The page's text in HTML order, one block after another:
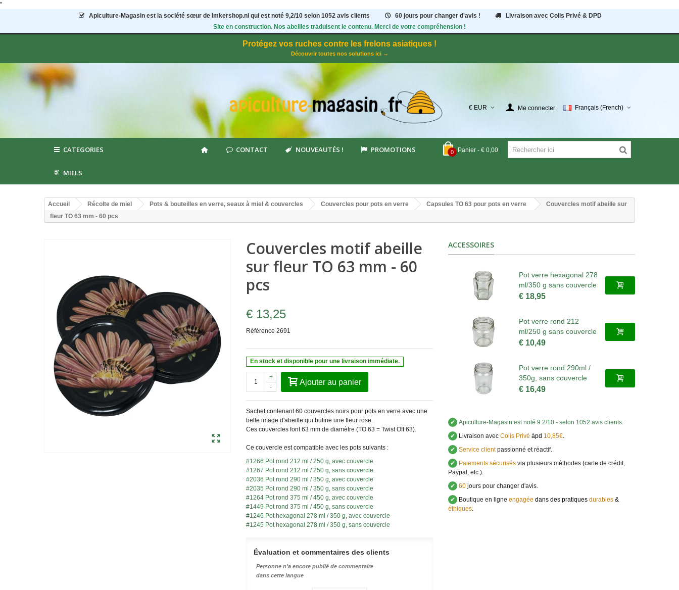
"
Apiculture-Magasin est la société sœur de Imkershop.nl qui est noté 9,2/10 selon 1052avis clients 60 jours pour changer d'avis !
Livraison avec Colis Privé & DPD
Site en construction. Nos abeilles traduisent le contenu. Merci de votre compréhension !
Protégez vos ruches contre les frelons asiatiques !
Découvrir toutes nos solutions ici →
€ EUR Me connecter Français (French)
0 Panier - € 0,00
CATEGORIES CONTACT NOUVEAUTÉS ! PROMOTIONS
MIELS
Accueil Récolte de miel Pots & bouteilles en verre, seaux à miel & couvercles Couvercles pour pots en verre Capsules TO 63 pour pots en verre
Couvercles motif abeille sur
fleur TO 63 mm - 60 pcs
Couvercles motif abeille
sur fleur TO 63 mm - 60
pcs
€ 13,25
Référence 2691
En stock et disponible pour une livraison immédiate.
-
+
Ajouter au panier
Sachet contenant 60 couvercles noirs pour pots en verre avec une
belle image d'abeille qui butine une fleur rose.
Ces couvercles font 63 mm de diamètre (TO 63 = Twist Off 63).
Ce couvercle est compatible avec les pots suivants :
#1266 Pot rond 212 ml / 250 g, avec couvercle
#1267 Pot rond 212 ml / 250 g, sans couvercle
#2036 Pot rond 290 ml / 350 g, avec couvercle
#2035 Pot rond 290 ml / 350 g, sans couvercle
#1264 Pot rond 375 ml / 450 g, avec couvercle
#1449 Pot rond 375 ml / 450 g, sans couvercle
#1246 Pot hexagonal 278 ml / 350 g, avec couvercle
#1245 Pot hexagonal 278 ml / 350 g, sans couvercle
Évaluation et commentaires des clients
Personne n'a encore publié de commentaire
dans cette langue
ACCESSOIRES
Pot verre hexagonal 278
ml/350 g sans couvercle
€ 18,95
Pot verre rond 212
ml/250 g sans couvercle
€ 10,49
Pot verre rond 290ml /
350g, sans couvercle
€ 16,49
✔ Apiculture-Magasin est noté 9.2/10 - selon 1052 avis clients.
✔ Livraison avecColis Privé àpd 10,85€.
✔ Service clientpassionné et réactif.
✔ Paiements sécurisésvia plusieurs méthodes (carte de crédit,
Paypal, etc.).
✔ 60jours pour changer d'avis.
✔ Boutique en ligne engagée dans des pratiques durables&
éthiques.